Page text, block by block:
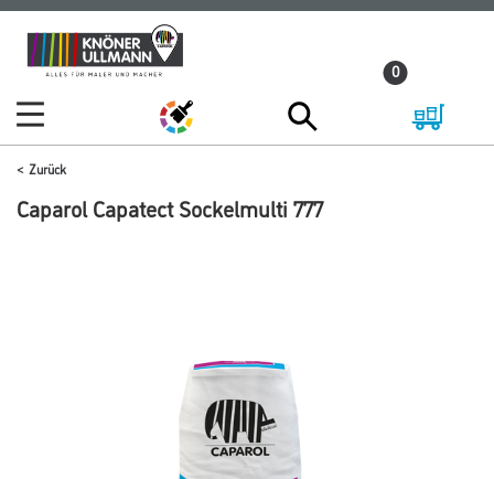
Zum
Inhalt
Zum
Navigationsmenü
0
Zurück
Caparol Capatect Sockelmulti 777